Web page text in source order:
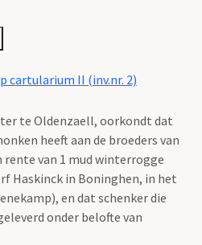
cartularium II (inv.nr. 2)
te Oldenzaell, oorkondt dat
heeft aan de broeders van
van 1 mud winterrogge
Haskinck in Boninghen, in het
en dat schenker die
onder belofte van